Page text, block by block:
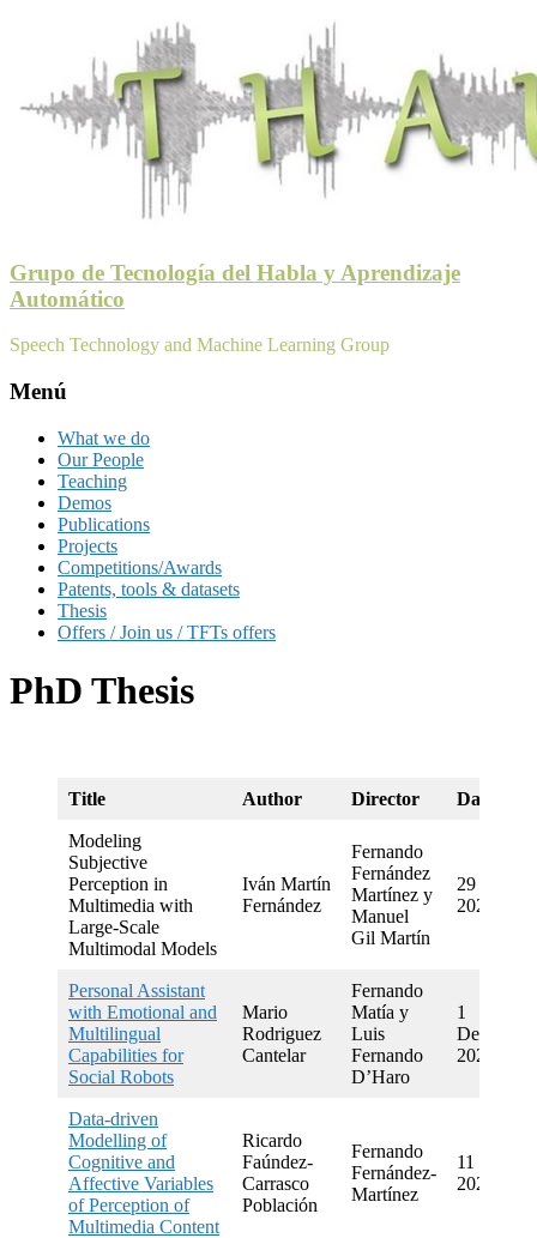
Grupo de Tecnología del Habla y Aprendizaje
Automático
Speech Technology and Machine Learning Group
Menú
What we do
Our People
Teaching
Demos
Publications
Projects
Competitions/Awards
Patents, tools & datasets
Thesis
Offers / Join us / TFTs offers
PhD Thesis
Title Author Director Date
Modeling
Subjective
Perception in
Multimedia with
Large-Scale
Multimodal Models
Iván Martín
Fernández
Fernando
Fernández
Martínez y
Manuel
Gil Martín
29 June
2026
Personal Assistant
with Emotional and
Multilingual
Capabilities for
Social Robots
Mario
Rodriguez
Cantelar
Fernando
Matía y
Luis
Fernando
D’Haro
1
December
2025
Data-driven
Modelling of
Cognitive and
Affective Variables
of Perception of
Multimedia Content
Ricardo
Faúndez-
Carrasco
Población
Fernando
Fernández-
Martínez
11 July
2023